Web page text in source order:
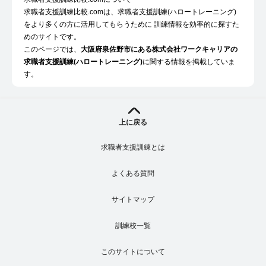
求職者支援訓練比較.comは、求職者支援訓練(ハロートレーニング)
をより多くの方に活用してもらうために 訓練情報を効率的に探すた
めのサイトです。
このページでは、 大阪府泉佐野市にある株式会社ワークキャリアの
求職者支援訓練(ハロートレーニング)に関する情報を掲載していま
す。
上に戻る
求職者支援訓練とは
よくある質問
サイトマップ
訓練校一覧
このサイトについて